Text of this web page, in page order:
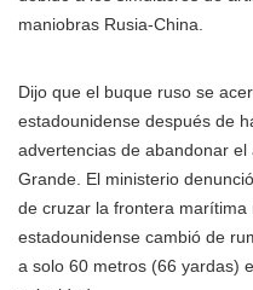
maniobras Rusia-China.
Dijo que el buque ruso se
estadounidense después de
advertencias de abandonar
Grande. El ministerio
de cruzar la frontera
estadounidense cambió de
a solo 60 metros (66 yardas)